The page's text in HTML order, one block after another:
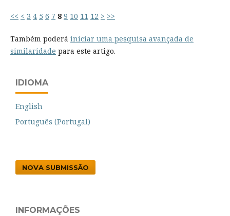
<< < 3 4 5 6 7 8 9 10 11 12 > >>
Também poderá iniciar uma pesquisa avançada de
similaridade para este artigo.
IDIOMA
English
Português (Portugal)
NOVA SUBMISSÃO
INFORMAÇÕES